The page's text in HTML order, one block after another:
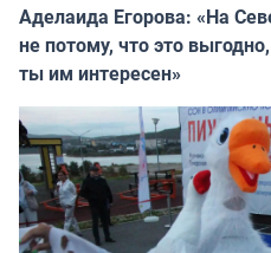
Аделаида Егорова: «На
не потому, что это
ты им интересен»